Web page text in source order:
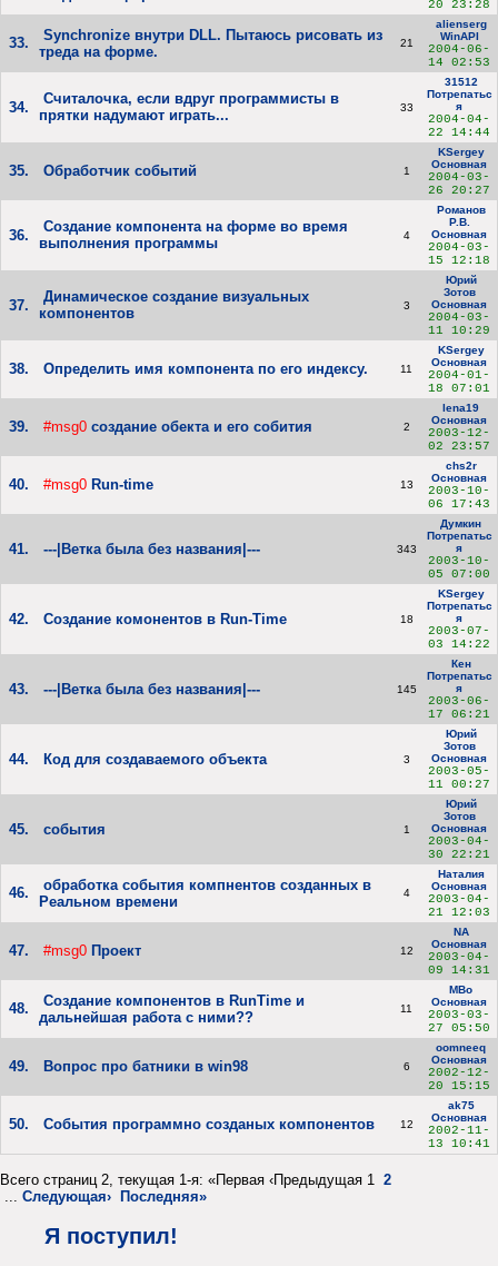
20 23:28
33.
Synchronize внутри DLL. Пытаюсь рисовать из
треда на форме.
21
alienserg
WinAPI
2004-06-
14 02:53
34.
Считалочка, если вдруг программисты в
прятки надумают играть...
33
31512
Потрепатьс
я
2004-04-
22 14:44
35. Обработчик событий 1
KSergey
Основная
2004-03-
26 20:27
36.
Создание компонента на форме во время
выполнения программы
4
Романов
Р.В.
Основная
2004-03-
15 12:18
37.
Динамическое создание визуальных
компонентов
3
Юрий
Зотов
Основная
2004-03-
11 10:29
38. Определить имя компонента по его индексу. 11
KSergey
Основная
2004-01-
18 07:01
39. #msg0 создание обекта и его собития 2
lena19
Основная
2003-12-
02 23:57
40. #msg0 Run-time 13
chs2r
Основная
2003-10-
06 17:43
41. ---|Ветка была без названия|--- 343
Думкин
Потрепатьс
я
2003-10-
05 07:00
42. Создание комонентов в Run-Time 18
KSergey
Потрепатьс
я
2003-07-
03 14:22
43. ---|Ветка была без названия|--- 145
Кен
Потрепатьс
я
2003-06-
17 06:21
44. Код для создаваемого объекта 3
Юрий
Зотов
Основная
2003-05-
11 00:27
45. события 1
Юрий
Зотов
Основная
2003-04-
30 22:21
46.
обработка события компнентов созданных в
Реальном времени
4
Наталия
Основная
2003-04-
21 12:03
47. #msg0 Проект 12
NA
Основная
2003-04-
09 14:31
48.
Создание компонентов в RunTime и
дальнейшая работа с ними??
11
MBo
Основная
2003-03-
27 05:50
49. Вопрос про батники в win98 6
oomneeq
Основная
2002-12-
20 15:15
50. События программно созданых компонентов 12
ak75
Основная
2002-11-
13 10:41
Всего страниц 2, текущая 1-я: «Первая ‹Предыдущая 1 2
... Следующая› Последняя»
Я поступил!